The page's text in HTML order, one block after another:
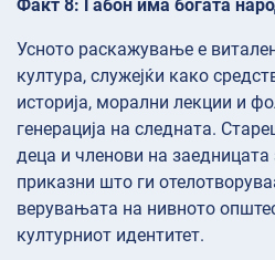
Факт 8: Габон има богата
Усното раскажување е
култура, служејќи како
историја, морални лекции и
генерација на следната.
деца и членови на заедницата
приказни што ги
верувањата на нивното
културниот идентитет.